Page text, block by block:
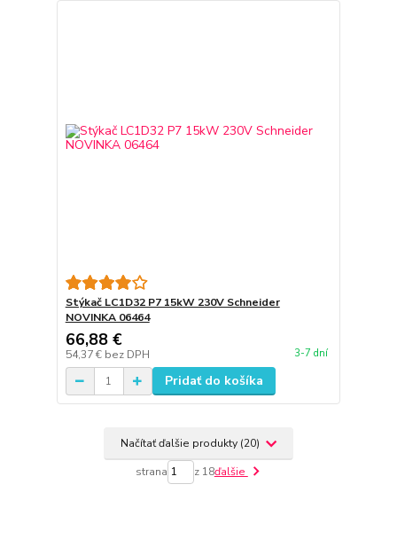
Stýkač LC1D32 P7 15kW 230V Schneider
NOVINKA 06464
66,88 €
54,37 € bez DPH 3-7 dní
Pridať do košíka
Načítať ďalšie produkty (20)
strana z 18ďalšie